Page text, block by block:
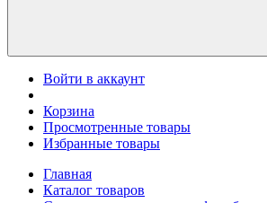
Войти в аккаунт
Корзина
Просмотренные товары
Избранные товары
Главная
Каталог товаров